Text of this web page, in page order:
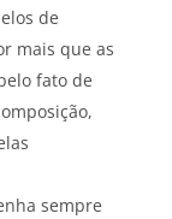
de
mais que as
fato de
sempre